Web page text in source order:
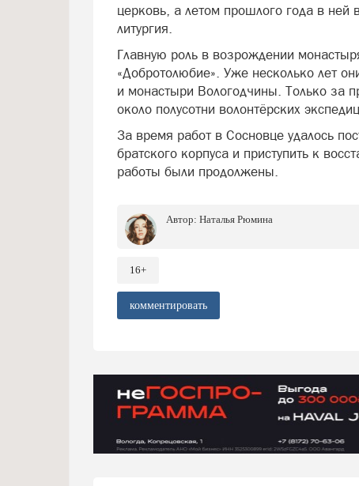
церковь, а летом прошлого года в
литургия.
Главную роль в возрождении
«Добротолюбие». Уже несколько лет
и монастыри Вологодчины. Только за
около полусотни волонтёрских
За время работ в Сосновце удалось
братского корпуса и приступить к
работы были продолжены.
Автор: Наталья Рюмина
16+
комментировать